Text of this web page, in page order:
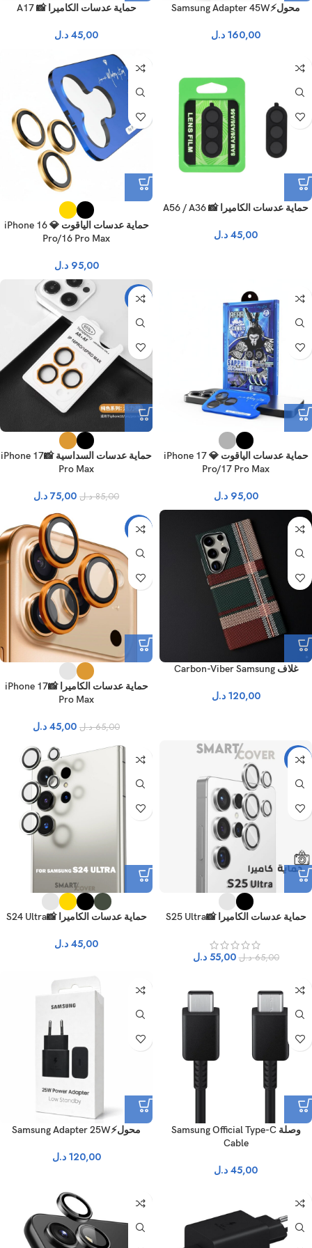
محول⚡Samsung Adapter 45W
160,00 د.ل
حماية عدسات الكاميرا 📸 A17
45,00 د.ل
حماية عدسات الكاميرا 📸 A56 / A36
45,00 د.ل
حماية عدسات الياقوت 💎 iPhone 16
Pro/16 Pro Max
95,00 د.ل
حماية عدسات الياقوت 💎 iPhone 17
Pro/17 Pro Max
95,00 د.ل
-12%
حماية عدسات السداسية 📸iPhone 17
Pro Max
85,00 د.ل 75,00 د.ل
غلاف Carbon-Viber Samsung
120,00 د.ل
-31%
حماية عدسات الكاميرا 📸iPhone 17
Pro Max
65,00 د.ل 45,00 د.ل
-15%
حماية عدسات الكاميرا 📸S25 Ultra
65,00 د.ل 55,00 د.ل
حماية عدسات الكاميرا 📸S24 Ultra
45,00 د.ل
وصلة Samsung Official Type-C
Cable
45,00 د.ل
محول⚡Samsung Adapter 25W
120,00 د.ل
نفذ